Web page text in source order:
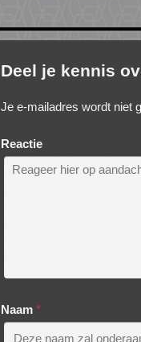
Deel je kennis
Je e-mailadres wordt niet
Reactie
Naam *